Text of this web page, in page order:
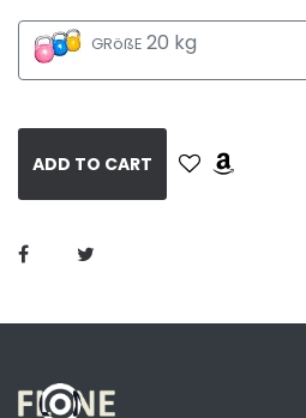
GRößE 20 kg
ADD TO CART